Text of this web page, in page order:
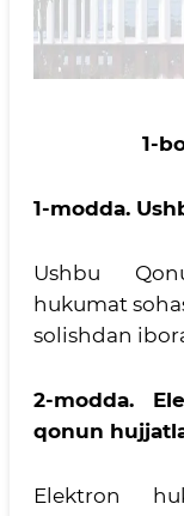
1-
1-modda.
Ushbu
hukumat
solishdan
2-modda.
qonun
Elektron